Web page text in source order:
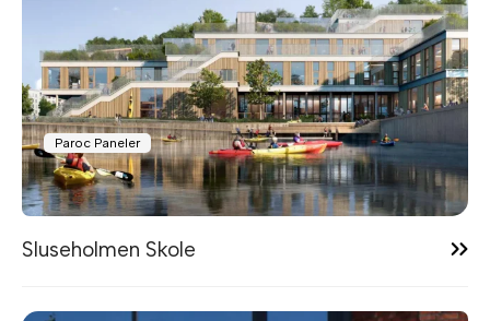
Paroc Paneler
14:28
Sluseholmen Skole